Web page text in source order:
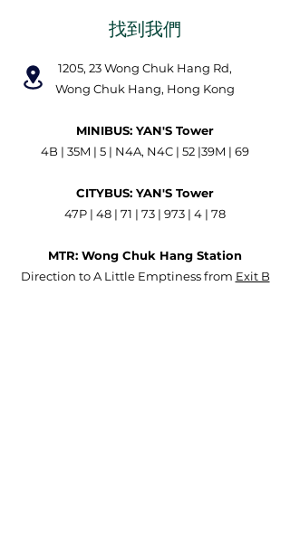
​找到我們
1205, 23 Wong Chuk Hang Rd,
Wong Chuk Hang, Hong Kong
MINIBUS: YAN'S Tower
4B | 35M | 5 | N4A, N4C | 52 |39M | 69
CITYBUS: YAN'S Tower
47P | 48 | 71 | 73 | 973 | 4 | 78
MTR: Wong Chuk Hang Station
Direction to A Little Emptiness from Exit B